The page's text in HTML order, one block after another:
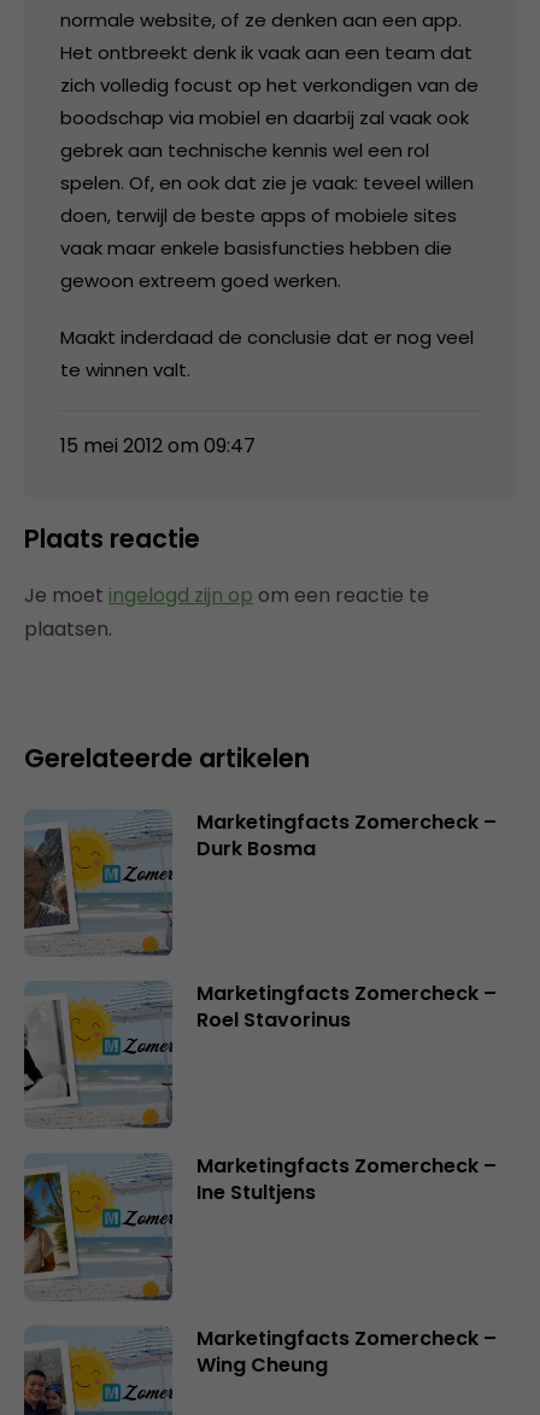
normale website, of ze denken aan een app.
Het ontbreekt denk ik vaak aan een team dat
zich volledig focust op het verkondigen van de
boodschap via mobiel en daarbij zal vaak ook
gebrek aan technische kennis wel een rol
spelen. Of, en ook dat zie je vaak: teveel willen
doen, terwijl de beste apps of mobiele sites
vaak maar enkele basisfuncties hebben die
gewoon extreem goed werken.
Maakt inderdaad de conclusie dat er nog veel
te winnen valt.
15 mei 2012 om 09:47
Plaats reactie
Je moet ingelogd zijn op om een reactie te
plaatsen.
Gerelateerde artikelen
Marketingfacts Zomercheck –
Durk Bosma
Marketingfacts Zomercheck –
Roel Stavorinus
Marketingfacts Zomercheck –
Ine Stultjens
Marketingfacts Zomercheck –
Wing Cheung